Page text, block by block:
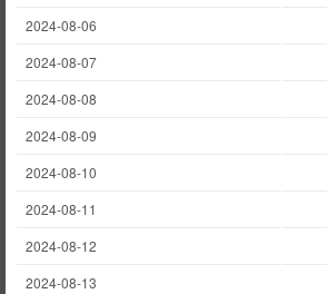
2024-08-06
2024-08-07
2024-08-08
2024-08-09
2024-08-10
2024-08-11
2024-08-12
2024-08-13